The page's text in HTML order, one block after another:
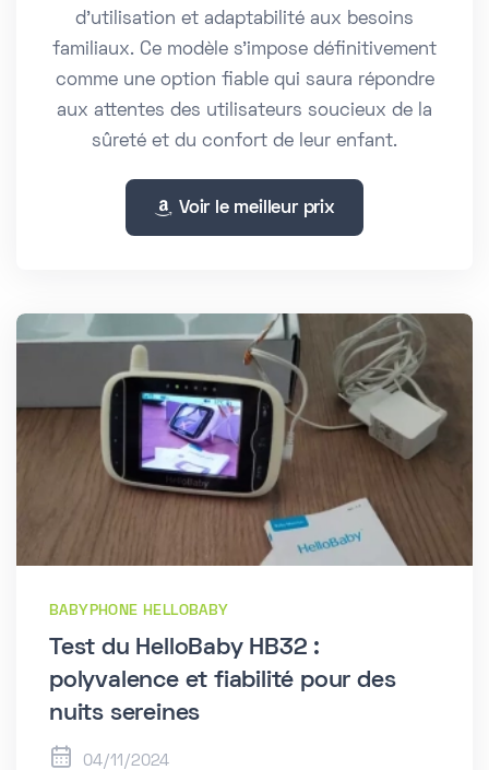
d'utilisation et adaptabilité aux besoins
familiaux. Ce modèle s'impose définitivement
comme une option fiable qui saura répondre
aux attentes des utilisateurs soucieux de la
sûreté et du confort de leur enfant.
Voir le meilleur prix
BABYPHONE HELLOBABY
Test du HelloBaby HB32 :
polyvalence et fiabilité pour des
nuits sereines
04/11/2024